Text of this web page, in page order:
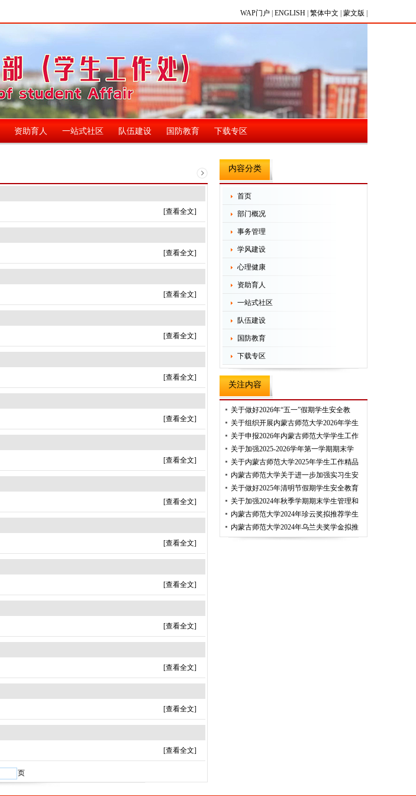
WAP门户 ENGLISH 繁体中文 蒙文版
资助育人 一站式社区 队伍建设 国防教育 下载专区
[查看全文]
[查看全文]
[查看全文]
[查看全文]
[查看全文]
[查看全文]
[查看全文]
[查看全文]
[查看全文]
[查看全文]
[查看全文]
[查看全文]
[查看全文]
[查看全文]
页
内容分类
首页
部门概况
事务管理
学风建设
心理健康
资助育人
一站式社区
队伍建设
国防教育
下载专区
关注内容
关于做好2026年“五一”假期学生安全教
关于组织开展内蒙古师范大学2026年学生
关于申报2026年内蒙古师范大学学生工作
关于加强2025-2026学年第一学期期末学
关于内蒙古师范大学2025年学生工作精品
内蒙古师范大学关于进一步加强实习生安
关于做好2025年清明节假期学生安全教育
关于加强2024年秋季学期期末学生管理和
内蒙古师范大学2024年珍云奖拟推荐学生
内蒙古师范大学2024年乌兰夫奖学金拟推